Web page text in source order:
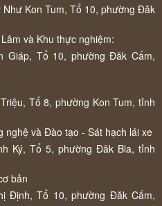
Kon Tum, Tổ 10, phường Đăk
và Khu thực nghiệm:
Giáp, Tổ 10, phường Đăk Cấm,
Tổ 8, phường Kon Tum, tỉnh
nghệ và Đào tạo - Sát hạch lái xe
Ký, Tổ 5, phường Đăk Bla, tỉnh
bản
Định, Tổ 10, phường Đăk Cấm,